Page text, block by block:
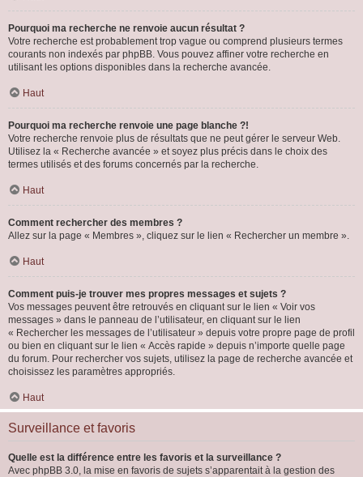
Pourquoi ma recherche ne renvoie aucun résultat ?
Votre recherche est probablement trop vague ou comprend plusieurs termes
courants non indexés par phpBB. Vous pouvez affiner votre recherche en
utilisant les options disponibles dans la recherche avancée.
Haut
Pourquoi ma recherche renvoie une page blanche ?!
Votre recherche renvoie plus de résultats que ne peut gérer le serveur Web.
Utilisez la « Recherche avancée » et soyez plus précis dans le choix des
termes utilisés et des forums concernés par la recherche.
Haut
Comment rechercher des membres ?
Allez sur la page « Membres », cliquez sur le lien « Rechercher un membre ».
Haut
Comment puis-je trouver mes propres messages et sujets ?
Vos messages peuvent être retrouvés en cliquant sur le lien « Voir vos
messages » dans le panneau de l’utilisateur, en cliquant sur le lien
« Rechercher les messages de l’utilisateur » depuis votre propre page de profil
ou bien en cliquant sur le lien « Accès rapide » depuis n’importe quelle page
du forum. Pour rechercher vos sujets, utilisez la page de recherche avancée et
choisissez les paramètres appropriés.
Haut
Surveillance et favoris
Quelle est la différence entre les favoris et la surveillance ?
Avec phpBB 3.0, la mise en favoris de sujets s’apparentait à la gestion des